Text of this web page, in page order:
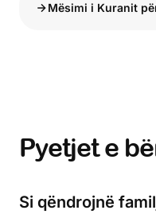
Mësimi i Kuranit
Pyetjet e
Si qëndrojnë